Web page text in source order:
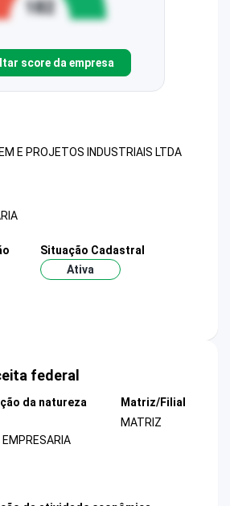
score da empresa
E PROJETOS INDUSTRIAIS LTDA
Situação Cadastral
Ativa
federal
da natureza
Matriz/Filial
MATRIZ